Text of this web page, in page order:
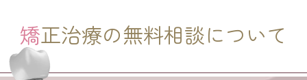
矯正治療の無料相談について